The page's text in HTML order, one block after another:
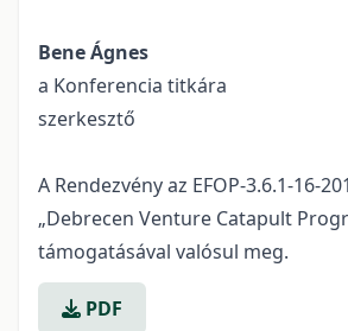
Bene Ágnes
a Konferencia titkára
szerkesztő
A Rendezvény az EFOP-3.6.1-16-
„Debrecen Venture Catapult
támogatásával valósul meg.
PDF